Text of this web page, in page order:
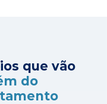
que vão
do